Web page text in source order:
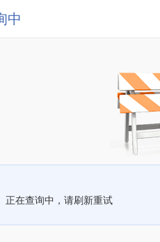
中
正在查询中，请刷新重试